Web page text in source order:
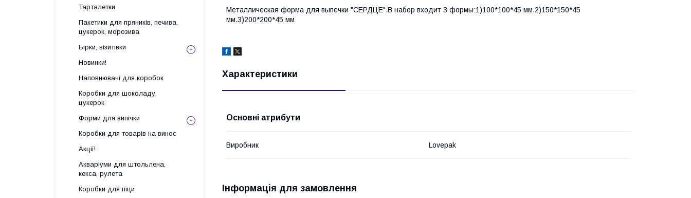
Металлическая форма для выпечки "СЕРДЦЕ".В набор входит 3 формы:1)100*100*45 мм.2)150*150*45
мм.3)200*200*45 мм
Характеристики
Основні атрибути
Виробник Lovepak
Інформація для замовлення
Тарталетки
Пакетики для пряників, печива,
цукерок, морозива
Бірки, візитівки
Новинки!
Наповнювачі для коробок
Коробки для шоколаду,
цукерок
Форми для випічки
Коробки для товарів на винос
Акції!
Акваріуми для штольлена,
кекса, рулета
Коробки для піци